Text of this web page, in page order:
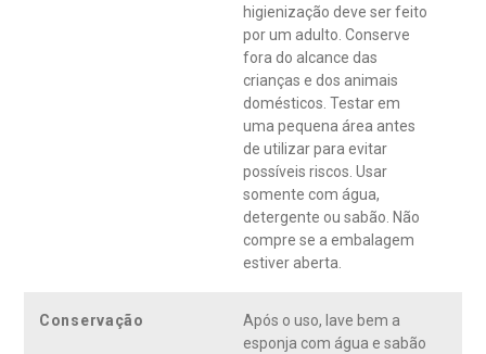
higienização deve ser feito
por um adulto. Conserve
fora do alcance das
crianças e dos animais
domésticos. Testar em
uma pequena área antes
de utilizar para evitar
possíveis riscos. Usar
somente com água,
detergente ou sabão. Não
compre se a embalagem
estiver aberta.
Conservação
Após o uso, lave bem a
esponja com água e sabão